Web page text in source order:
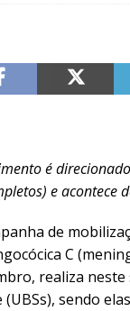
é
e acontece
de
C
realiza neste
(UBSs), sendo